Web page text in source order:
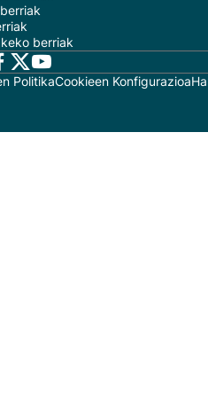
berriak
PolitikaCookieen Konfigurazioa